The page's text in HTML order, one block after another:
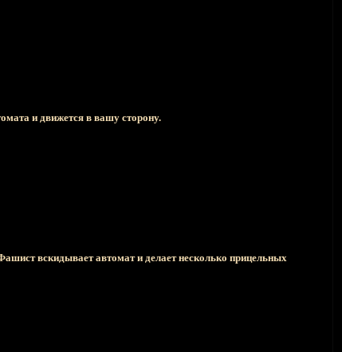
и движется в вашу сторону.
вскидывает автомат и делает несколько прицельных